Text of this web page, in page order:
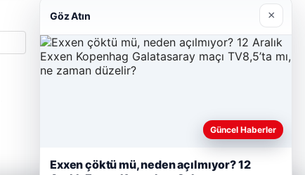
Göz Atın ×
Güncel Haberler
Exxen çöktü mü, neden açılmıyor? 12